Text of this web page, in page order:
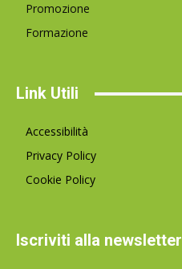
Promozione
Formazione
Link Utili
Accessibilità
Privacy Policy
Cookie Policy
Iscriviti alla newsletter